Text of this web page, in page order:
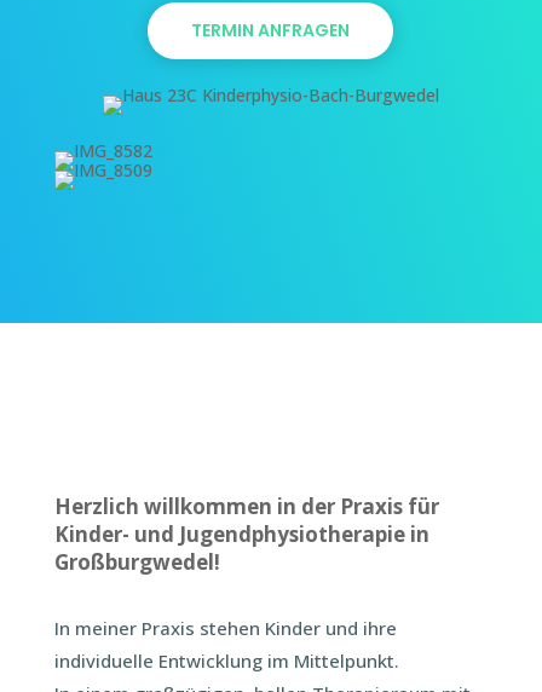
TERMIN ANFRAGEN
Herzlich willkommen in der Praxis für
Kinder- und Jugendphysiotherapie in
Großburgwedel!
In meiner Praxis stehen Kinder und ihre
individuelle Entwicklung im Mittelpunkt.